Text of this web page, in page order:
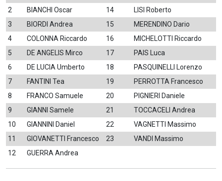
2
BIANCHI Oscar 14
LISI Roberto
3
BIORDI Andrea 15
MERENDINO Dario
4
COLONNA Riccardo 16
MICHELOTTI Riccardo
5
DE ANGELIS Mirco 17
PAIS Luca
6
DE LUCIA Umberto 18
PASQUINELLI Lorenzo
7
FANTINI Tea 19
PERROTTA Francesco
8
FRANCO Samuele 20
PIGNIERI Daniele
9
GIANNI Samele 21
TOCCACELI Andrea
10
GIANNINI Daniel 22
VAGNETTI Massimo
11
GIOVANETTI Francesco 23
VANDI Massimo
12
GUERRA Andrea